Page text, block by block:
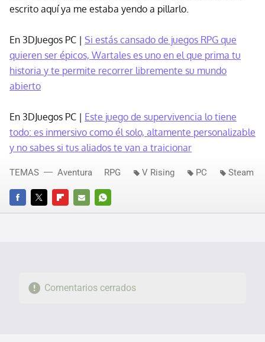
escrito aquí ya me estaba yendo a pillarlo.
En 3DJuegos PC | Si estás cansado de juegos RPG que
quieren ser épicos, Wartales es uno en el que prima tu
historia y te permite recorrer libremente su mundo
abierto
En 3DJuegos PC | Este juego de supervivencia lo tiene
todo: es inmersivo como él solo, altamente personalizable
y no sabes si tus aliados te van a traicionar
FACEBOOKTWITTERFLIPBOARD
E-
WHATSAPP
TEMAS Aventura RPG V Rising PC Steam
Comentarios cerrados